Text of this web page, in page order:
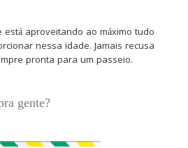
está aproveitando ao máximo tudo
nessa idade. Jamais recusa
pronta para um passeio.
gente?